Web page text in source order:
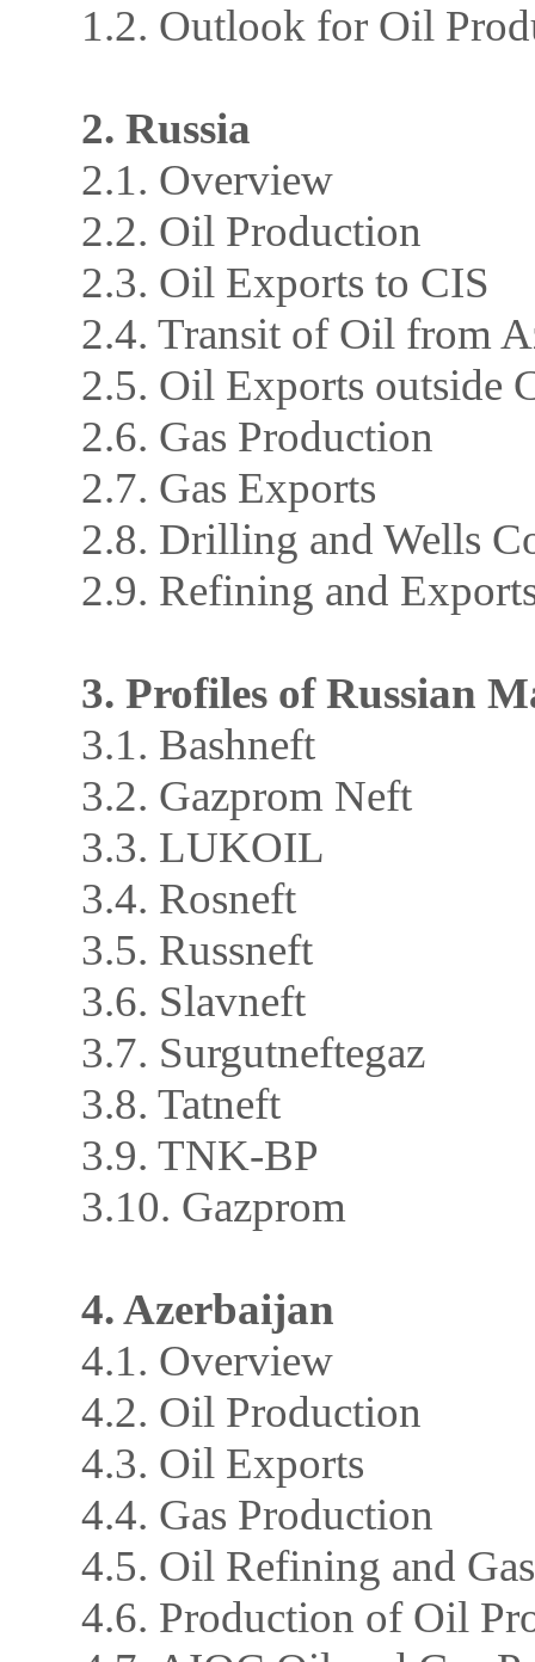
1.2. Outlook for Oil
2. Russia
2.1. Overview
2.2. Oil Production
2.3. Oil Exports to CIS
2.4. Transit of Oil from
2.5. Oil Exports outside
2.6. Gas Production
2.7. Gas Exports
2.8. Drilling and Wells
2.9. Refining and
3. Profiles of Russian
3.1. Bashneft
3.2. Gazprom Neft
3.3. LUKOIL
3.4. Rosneft
3.5. Russneft
3.6. Slavneft
3.7. Surgutneftegaz
3.8. Tatneft
3.9. TNK-BP
3.10. Gazprom
4. Azerbaijan
4.1. Overview
4.2. Oil Production
4.3. Oil Exports
4.4. Gas Production
4.5. Oil Refining and
4.6. Production of Oil